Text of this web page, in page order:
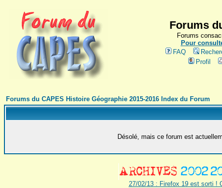
Forums
Forums
Pour
FAQ
Profil
Forums du CAPES Histoire Géographie 2015-2016 Index du Forum
Désolé, mais ce forum est
27/02/13 : Firefox 19 est sorti !